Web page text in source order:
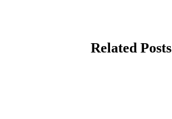
Related Posts